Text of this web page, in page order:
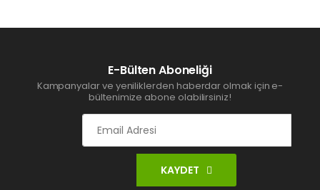
E-Bülten Aboneliği
Kampanyalar ve yeniliklerden haberdar olmak için e-
bültenimize abone olabilirsiniz!
KAYDET